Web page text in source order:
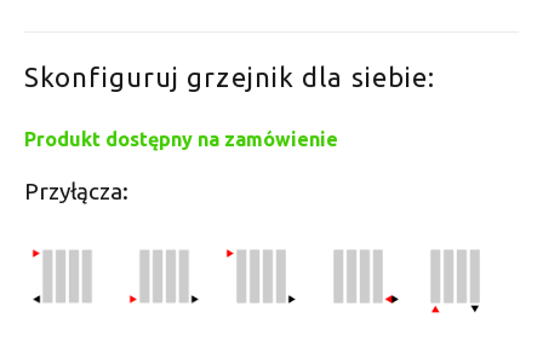
Skonfiguruj grzejnik dla siebie:
Produkt dostępny na zamówienie
Przyłącza: